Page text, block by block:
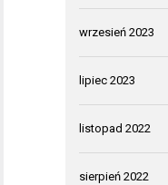
wrzesień 2023
lipiec 2023
listopad 2022
sierpień 2022